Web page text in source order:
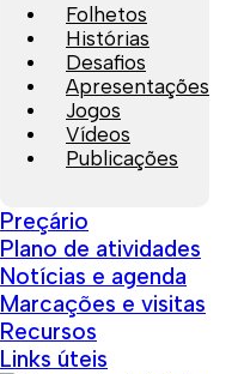
Folhetos
Histórias
Desafios
Apresentações
Jogos
Vídeos
Publicações
Preçário
Plano de atividades
Notícias e agenda
Marcações e visitas
Recursos
Links úteis